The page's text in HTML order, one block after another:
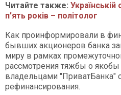
Читайте также: Українській
п'ять років – політолог
Как проинформировали в
бывших акционеров банка
миру в рамках
рассмотрения тяжбы о
владельцами "ПриватБанка"
рефинансирования.